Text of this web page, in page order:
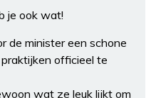
je ook wat!
de minister een schone
officieel te
wat ze leuk lijkt om